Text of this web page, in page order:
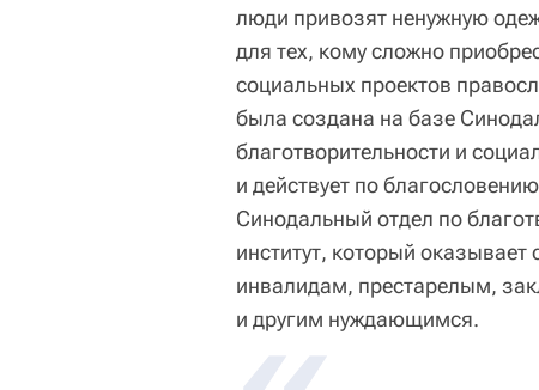
люди привозят ненужную
для тех, кому сложно
социальных проектов
была создана на базе
благотворительности и
и действует по
Синодальный отдел по
институт, который
инвалидам, престарелым,
и другим нуждающимся.